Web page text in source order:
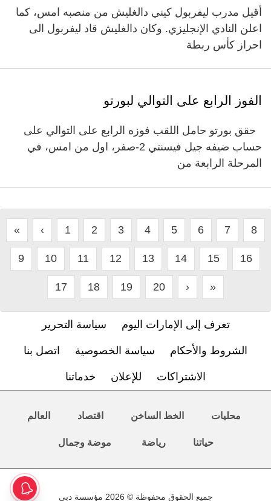
أقيل مدرب ليفربول كيني دالغليش من منصبه امس، كما
اعلن النادي الإنجليزي. وكان دالغليش قاد ليفربول الى
احراز كأس ربطة
الفوز الرابع على التوالي لبورتو
حقق بورتو حامل اللقب فوزه الرابع على التوالي على
حساب ضيفه جيل فيسنتي 2-صفر، اول من امس، في
المرحلة الرابعة من
« ‹ 1 2 3 4 5 6 7 8
9 10 11 12 13 14 15 16
17 18 19 20 › »
تعرف إلى الإمارات اليوم سياسة التحرير
الشروط والأحكام سياسة الخصوصية اتصل بنا
الاشتراكات للإعلان خدماتنا
محليات الخط الساخن اقتصاد العالم
حياتنا رياضة موضة وجمال
جميع الحقوق محفوظة © 2026 مؤسسة دبي